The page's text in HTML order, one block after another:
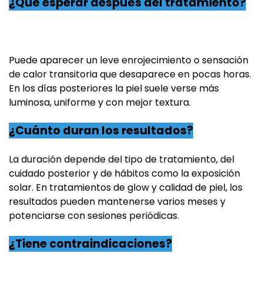
Puede aparecer un leve enrojecimiento o sensación
de calor transitoria que desaparece en pocas horas.
En los días posteriores la piel suele verse más
luminosa, uniforme y con mejor textura.
¿Cuánto duran los resultados?
La duración depende del tipo de tratamiento, del
cuidado posterior y de hábitos como la exposición
solar. En tratamientos de glow y calidad de piel, los
resultados pueden mantenerse varios meses y
potenciarse con sesiones periódicas.
¿Tiene contraindicaciones?